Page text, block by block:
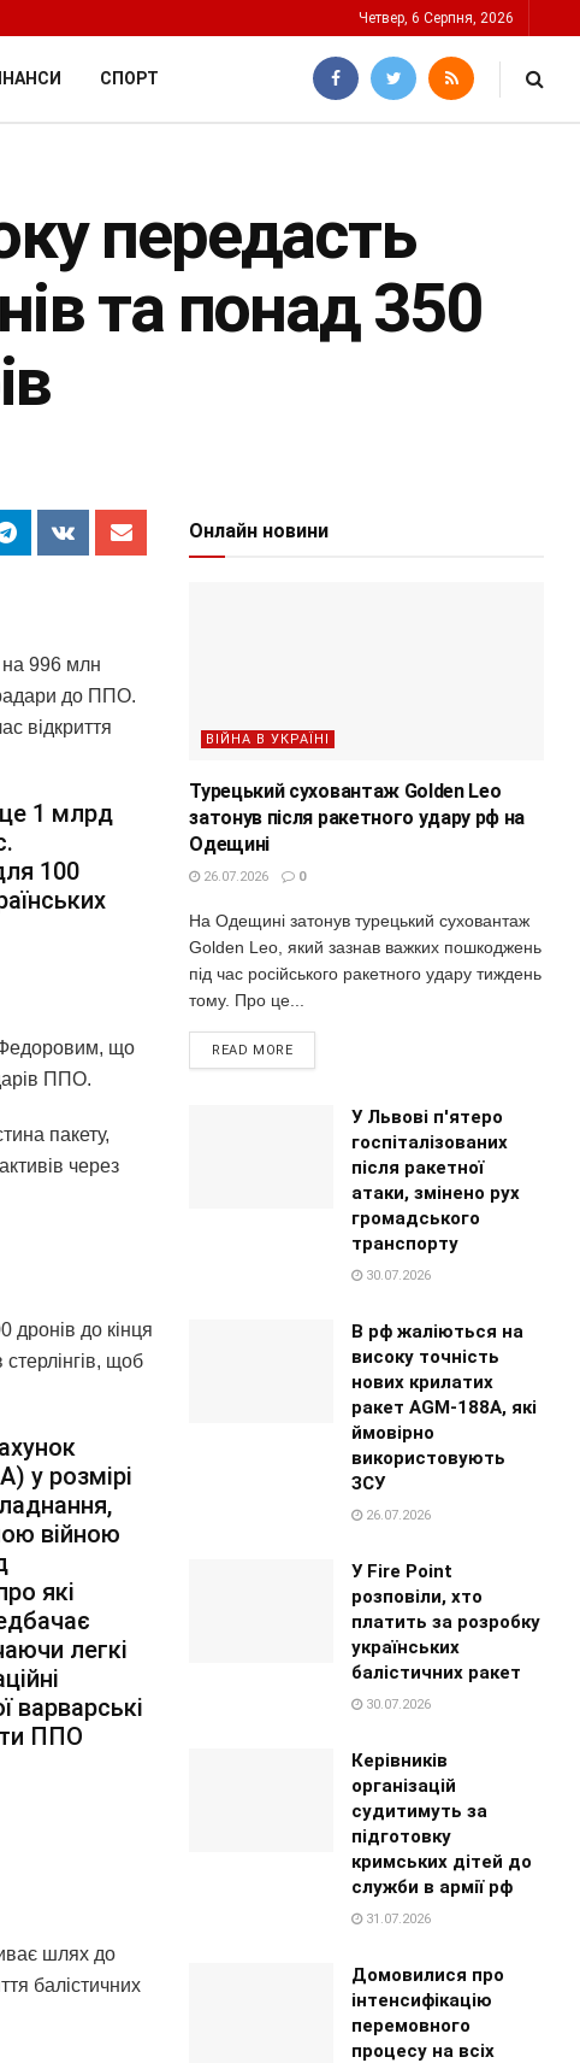
Четвер, 6 Серпня, 2026
СПОРТ
передасть
та понад 350
на 996 млн
до ППО.
відкриття
1 млрд
100
Федоровим, що
ППО.
пакету,
через
дронів до кінця
щоб
у розмірі
війною
які
легкі
варварські
ППО
шлях до
балістичних
Онлайн новини
ВІЙНА В УКРАЇНІ
Турецький суховантаж Golden Leo
затонув після ракетного удару рф на
Одещині
26.07.2026 0
На Одещині затонув турецький суховантаж
Golden Leo, який зазнав важких пошкоджень
під час російського ракетного удару тиждень
тому. Про це...
READ MORE
У Львові п'ятеро
госпіталізованих
після ракетної
атаки, змінено рух
громадського
транспорту
30.07.2026
В рф жаліються на
високу точність
нових крилатих
ракет AGM-188A, які
ймовірно
використовують
ЗСУ
26.07.2026
У Fire Point
розповіли, хто
платить за розробку
українських
балістичних ракет
30.07.2026
Керівників
організацій
судитимуть за
підготовку
кримських дітей до
служби в армії рф
31.07.2026
Домовилися про
інтенсифікацію
перемовного
процесу на всіх